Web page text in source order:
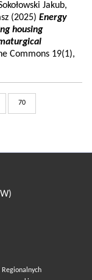
Jakub,
(2025) Energy
housing
Commons 19(1),
70